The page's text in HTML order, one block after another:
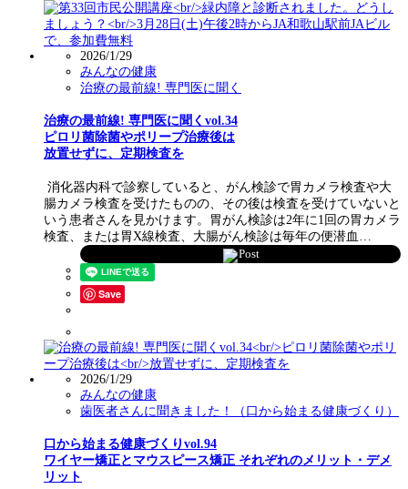
2026/1/29
みんなの健康
治療の最前線! 専門医に聞く
治療の最前線! 専門医に聞くvol.34
ピロリ菌除菌やポリープ治療後は
放置せずに、定期検査を
消化器内科で診察していると、がん検診で胃カメラ検査や大
腸カメラ検査を受けたものの、その後は検査を受けていないと
いう患者さんを見かけます。胃がん検診は2年に1回の胃カメラ
検査、または胃X線検査、大腸がん検診は毎年の便潜血…
Post
Save
2026/1/29
みんなの健康
歯医者さんに聞きました！（口から始まる健康づくり）
口から始まる健康づくりvol.94
ワイヤー矯正とマウスピース矯正 それぞれのメリット・デメ
リット